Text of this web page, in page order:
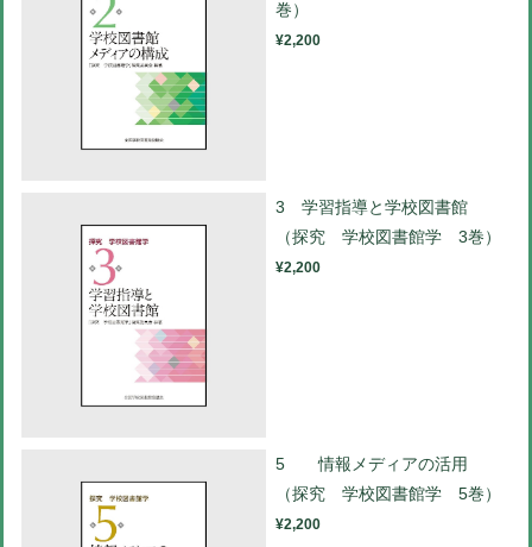
巻）
¥2,200
3 学習指導と学校図書館
（探究 学校図書館学 3巻）
¥2,200
5 情報メディアの活用
（探究 学校図書館学 5巻）
¥2,200